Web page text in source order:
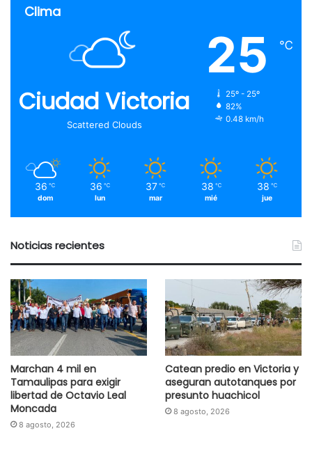
Clima
Ciudad Victoria
Scattered Clouds
25 ℃
25º - 25º
82%
0.48 km/h
36 ℃
dom
36 ℃
lun
37 ℃
mar
38 ℃
mié
38 ℃
jue
Noticias recientes
Marchan 4 mil en
Tamaulipas para exigir
libertad de Octavio Leal
Moncada
8 agosto, 2026
Catean predio en Victoria y
aseguran autotanques por
presunto huachicol
8 agosto, 2026